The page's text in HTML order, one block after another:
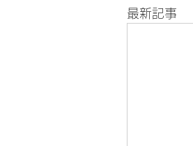
最新記事